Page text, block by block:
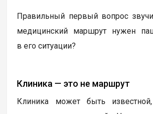
Правильный первый вопрос
медицинский маршрут нужен
в его ситуации?
Клиника — это не маршрут
Клиника может быть